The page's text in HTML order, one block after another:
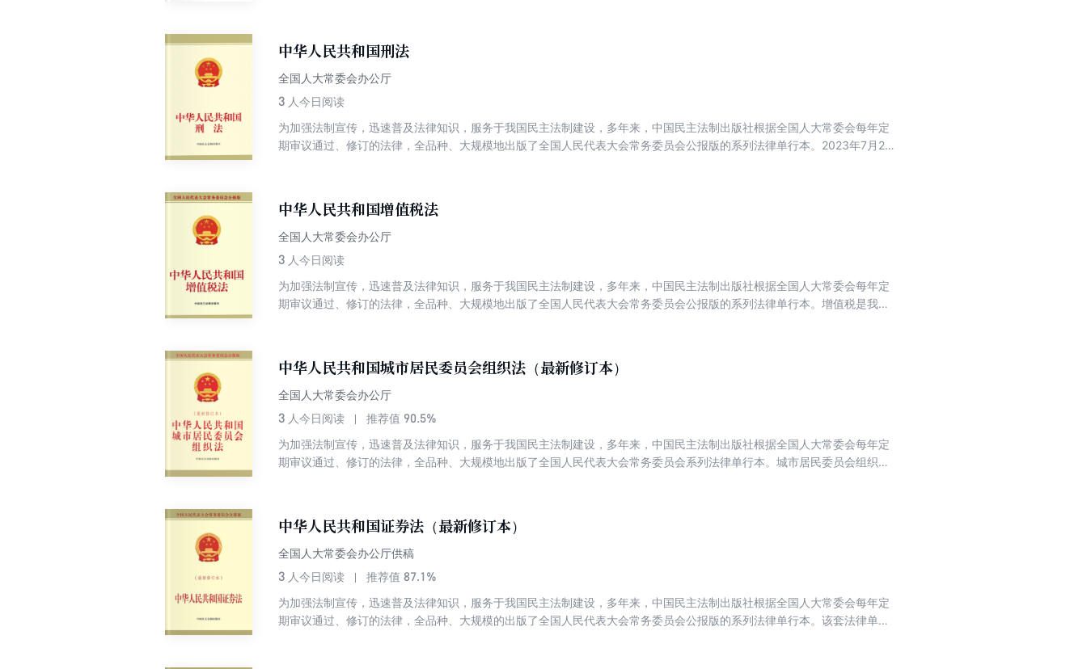
中华人民共和国刑法
全国人大常委会办公厅
3 人今日阅读
为加强法制宣传，迅速普及法律知识，服务于我国民主法制建设，多年来，中国民主法制出版社根据全国人大常委会每年定
期审议通过、修订的法律，全品种、大规模地出版了全国人民代表大会常务委员会公报版的系列法律单行本。2023年7月25
中华人民共和国增值税法
全国人大常委会办公厅
3 人今日阅读
为加强法制宣传，迅速普及法律知识，服务于我国民主法制建设，多年来，中国民主法制出版社根据全国人大常委会每年定
期审议通过、修订的法律，全品种、大规模地出版了全国人民代表大会常务委员会公报版的系列法律单行本。增值税是我国
中华人民共和国城市居民委员会组织法（最新修订本）
全国人大常委会办公厅
3 人今日阅读 推荐值 90.5%
为加强法制宣传，迅速普及法律知识，服务于我国民主法制建设，多年来，中国民主法制出版社根据全国人大常委会每年定
期审议通过、修订的法律，全品种、大规模地出版了全国人民代表大会常务委员会系列法律单行本。城市居民委员会组织法
观、指导协助设立业主大会等内容，有利于更好地满足居民要求、提升社区治理水平。
中华人民共和国证券法（最新修订本）
全国人大常委会办公厅供稿
3 人今日阅读 推荐值 87.1%
为加强法制宣传，迅速普及法律知识，服务于我国民主法制建设，多年来，中国民主法制出版社根据全国人大常委会每年定
期审议通过、修订的法律，全品种、大规模的出版了全国人民代表大会常务委员会公报版的系列法律单行本。该套法律单行